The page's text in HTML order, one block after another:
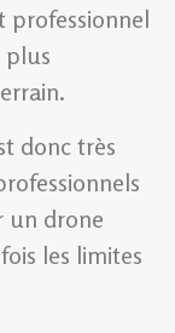
professionnel
plus
donc très
un drone
les limites